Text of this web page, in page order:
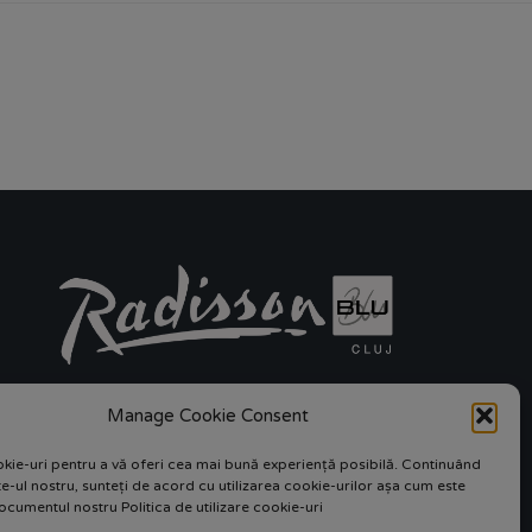
Manage Cookie Consent
uri pentru a vă oferi cea mai bună experiență posibilă. Continuând
ul nostru, sunteți de acord cu utilizarea cookie-urilor așa cum este
nostru Politica de utilizare cookie-uri
 